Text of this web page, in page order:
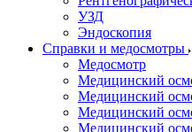
УЗД
Эндоскопия
Справки и медосмотры
Медосмотр
Медицинский
Медицинский
Медицинский
Медицинский